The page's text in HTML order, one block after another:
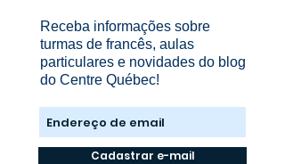
Receba informações sobre
turmas de francês, aulas
particulares e novidades do blog
do Centre Québec!
Cadastrar e-mail